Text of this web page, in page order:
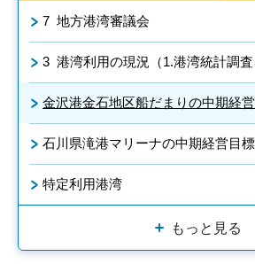
7 地方港湾審議会
3 港湾利用の現況（1.港湾統計調査
金沢港金石地区船だまりの中期経
石川県滝港マリーナの中期経営目標
特定利用港湾
もっと見る